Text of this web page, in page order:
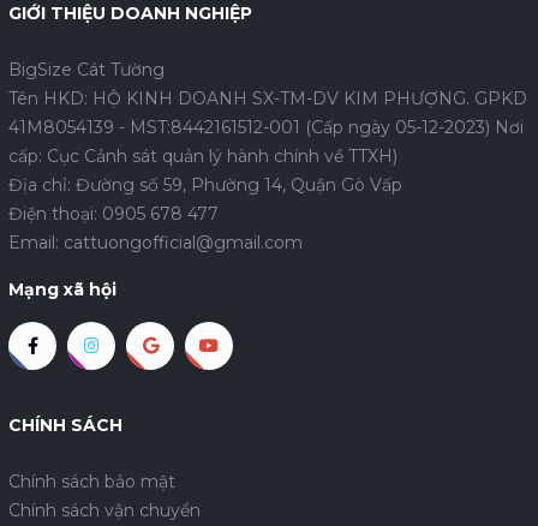
GIỚI THIỆU DOANH NGHIỆP
BigSize Cát Tường
Tên HKD: HỘ KINH DOANH SX-TM-DV KIM PHƯỢNG. GPKD
41M8054139 - MST:8442161512-001 (Cấp ngày 05-12-2023) Nơi
cấp: Cục Cảnh sát quản lý hành chính về TTXH)
Địa chỉ: Đường số 59, Phường 14, Quận Gò Vấp
Điện thoại: 0905 678 477
Email: cattuongofficial@gmail.com
Mạng xã hội
CHÍNH SÁCH
Chính sách bảo mật
Chính sách vận chuyển